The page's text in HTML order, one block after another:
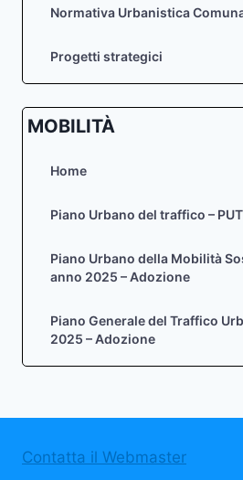
Normativa Urbanistica
Progetti strategici
MOBILITÀ
Home
Piano Urbano del traffico –
Piano Urbano della Mobilità
anno 2025 – Adozione
Piano Generale del Traffico
2025 – Adozione
Contatta il Webmaster